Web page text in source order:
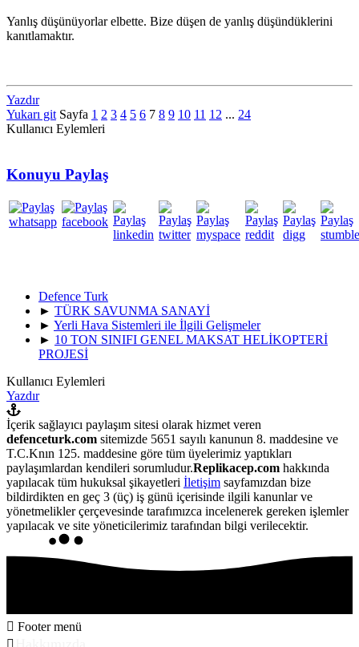
Yanlış düşünüyorlar elbette. Bize düşen de yanlış düşündüklerini
kanıtlamaktır.
Yazdır
Yukarı git Sayfa 1 2 3 4 5 6 7 8 9 10 11 12 ... 24
Kullanıcı Eylemleri
Konuyu Paylaş
Defence Turk
► TÜRK SAVUNMA SANAYİ
► Yerli Hava Sistemleri ile İlgili Gelişmeler
► 10 TON SINIFI GENEL MAKSAT HELİKOPTERİ
PROJESİ
Kullanıcı Eylemleri
Yazdır
İçerik sağlayıcı paylaşım sitesi olarak hizmet veren
defenceturk.com sitemizde 5651 sayılı kanunun 8. maddesine ve
T.C.Knın 125. maddesine göre tüm üyelerimiz yaptıkları
paylaşımlardan kendileri sorumludur.Replikacep.com hakkında
yapılacak tüm hukuksal şikayetleri İletişim sayfamızdan bize
bildirdikten en geç 3 (üç) iş günü içerisinde ilgili kanunlar ve
yönetmelikler çerçevesinde tarafımızca incelenerek gereken işlemler
yapılacak ve site yöneticilerimiz tarafından bilgi verilecektir.
Footer menü